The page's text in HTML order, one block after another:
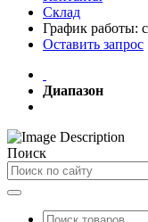
Склад
График работы:
Оставить запрос
Диапазон
Поиск